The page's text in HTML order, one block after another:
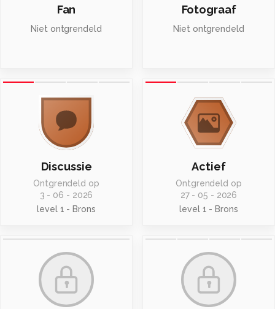
Fan
Niet ontgrendeld
Fotograaf
Niet ontgrendeld
Discussie
Ontgrendeld op
3 - 06 - 2026
level 1 - Brons
Actief
Ontgrendeld op
27 - 05 - 2026
level 1 - Brons